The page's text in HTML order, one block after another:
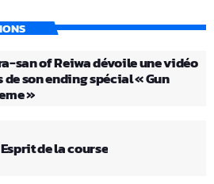
san of Reiwa dévoile une vidéo
son ending spécial « Gun
»
de la course